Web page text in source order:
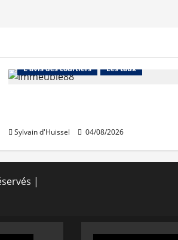
L'avis des courtiers
Les taux
Sylvain d'Huissel 04/08/2026
|